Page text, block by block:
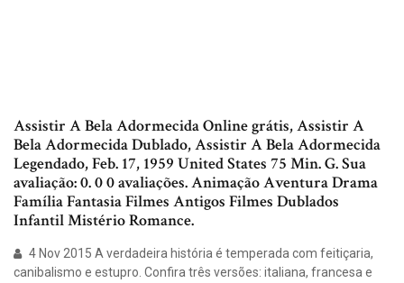
Assistir A Bela Adormecida Online grátis, Assistir A
Bela Adormecida Dublado, Assistir A Bela Adormecida
Legendado, Feb. 17, 1959 United States 75 Min. G. Sua
avaliação: 0. 0 0 avaliações. Animação Aventura Drama
Família Fantasia Filmes Antigos Filmes Dublados
Infantil Mistério Romance.
4 Nov 2015 A verdadeira história é temperada com feitiçaria,
canibalismo e estupro. Confira três versões: italiana, francesa e